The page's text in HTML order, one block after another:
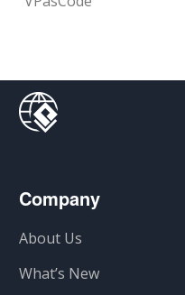
Company
About Us
What’s New